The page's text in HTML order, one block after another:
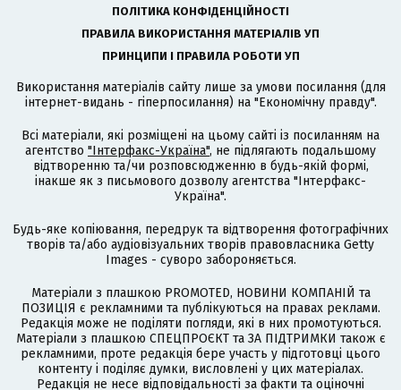
ПОЛІТИКА КОНФІДЕНЦІЙНОСТІ
ПРАВИЛА ВИКОРИСТАННЯ МАТЕРІАЛІВ УП
ПРИНЦИПИ І ПРАВИЛА РОБОТИ УП
Використання матеріалів сайту лише за умови посилання (для
інтернет-видань - гіперпосилання) на "Економічну правду".
Всі матеріали, які розміщені на цьому сайті із посиланням на
агентство "Інтерфакс-Україна", не підлягають подальшому
відтворенню та/чи розповсюдженню в будь-якій формі,
інакше як з письмового дозволу агентства "Інтерфакс-
Україна".
Будь-яке копіювання, передрук та відтворення фотографічних
творів та/або аудіовізуальних творів правовласника Getty
Images - суворо забороняється.
Матеріали з плашкою PROMOTED, НОВИНИ КОМПАНІЙ та
ПОЗИЦІЯ є рекламними та публікуються на правах реклами.
Редакція може не поділяти погляди, які в них промотуються.
Матеріали з плашкою СПЕЦПРОЄКТ та ЗА ПІДТРИМКИ також є
рекламними, проте редакція бере участь у підготовці цього
контенту і поділяє думки, висловлені у цих матеріалах.
Редакція не несе відповідальності за факти та оціночні